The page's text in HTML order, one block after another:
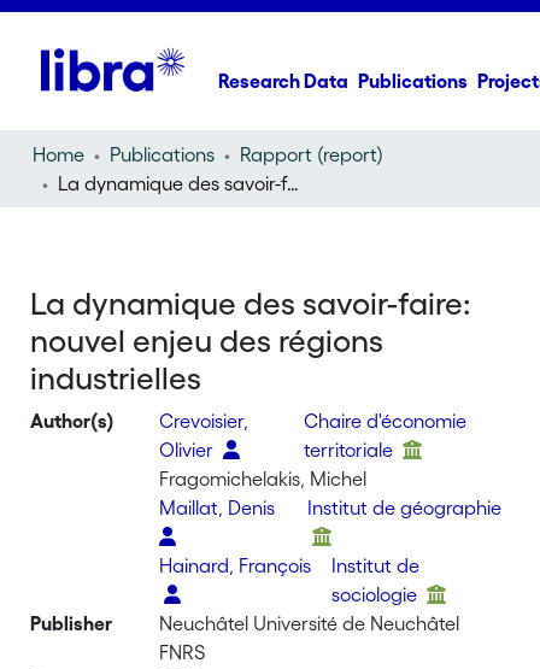
Research Data Publications
Home Publications
Rapport (report)
La dynamique des savoir-faire: nouvel enjeu des régions industrielles
La dynamique des savoir-faire:
nouvel enjeu des régions
industrielles
Author(s)
Crevoisier,
Olivier
Chaire d'économie
territoriale
Fragomichelakis, Michel
Maillat, Denis
Institut de géographie
Hainard, François
Institut de
sociologie
Publisher
Neuchâtel Université de Neuchâtel
FNRS